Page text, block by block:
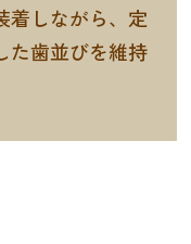
着しながら、定
た歯並びを維持